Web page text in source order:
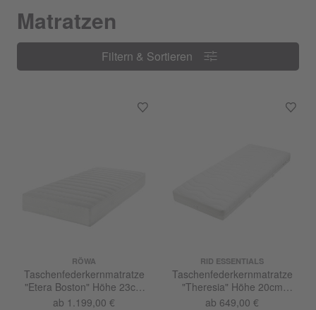
Matratzen
Filtern & Sortieren
Filtern & Sortieren
RÖWA
Taschenfederkernmatratze
"Etera Boston" Höhe 23cm
fest
ab 1.199,00 €
RID ESSENTIALS
Taschenfederkernmatratze
"Theresia" Höhe 20cm
medium
ab 649,00 €